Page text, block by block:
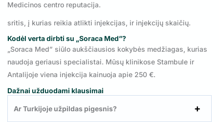
Medicinos centro reputacija.
sritis, į kurias reikia atlikti injekcijas, ir injekcijų skaičių.
Kodėl verta dirbti su „Soraca Med”?
„Soraca Med” siūlo aukščiausios kokybės medžiagas, kurias
naudoja geriausi specialistai. Mūsų klinikose Stambule ir
Antalijoje viena injekcija kainuoja apie 250 €.
Dažnai užduodami klausimai
Ar Turkijoje užpildas pigesnis?